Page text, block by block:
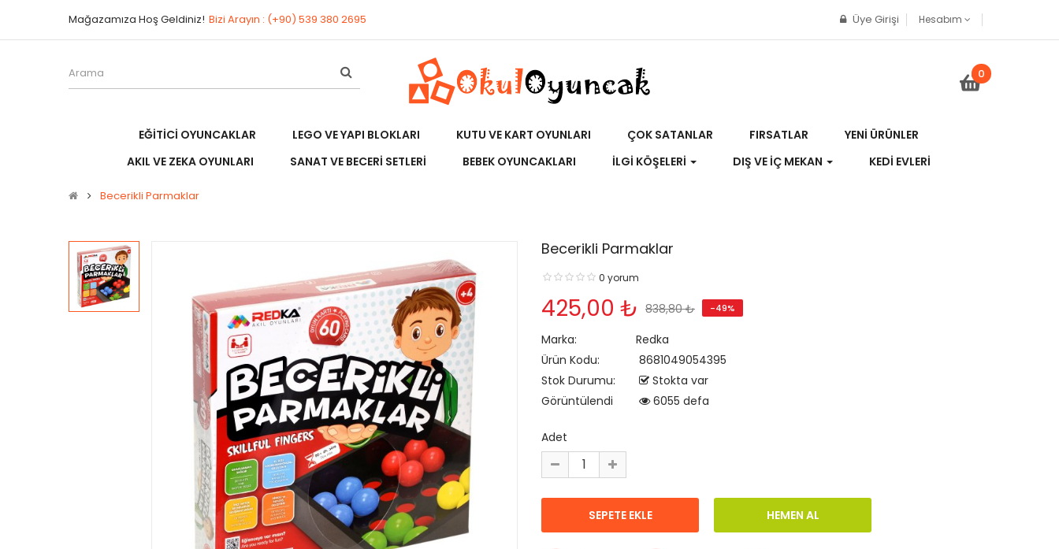
Mağazamıza Hoş Geldiniz! Bizi Arayın : (+90) 539 380 2695 Üye Girişi Hesabım
0
EĞITICI OYUNCAKLAR LEGO VE YAPI BLOKLARI KUTU VE KART OYUNLARI ÇOK SATANLAR FIRSATLAR
YENI ÜRÜNLER
AKIL VE ZEKA OYUNLARI
SANAT VE BECERI SETLERI BEBEK OYUNCAKLARI İLGI KÖŞELERI DIŞ VE İÇ MEKAN KEDI EVLERI
Becerikli Parmaklar
Becerikli Parmaklar
0 yorum
425,00 ₺ 838,80 ₺ -49%
Marka:
Redka
Ürün Kodu:
8681049054395
Stok Durumu:
Stokta var
Görüntülendi
6055 defa
Adet